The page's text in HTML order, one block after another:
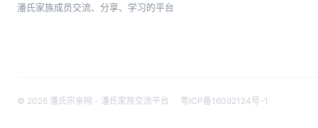
潘氏家族成员交流、分享、学习的平台
© 2026 潘氏宗亲网 - 潘氏家族交流平台 粤ICP备16092124号-1